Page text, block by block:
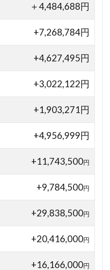
＋4,484,688円
+7,268,784円
+4,627,495円
+3,022,122円
+1,903,271円
+4,956,999円
+11,743,500円
+9,784,500円
+29,838,500円
+20,416,000円
+16,166,000円